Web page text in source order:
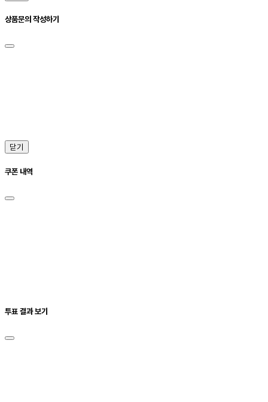
상품문의 작성하기
닫기
쿠폰 내역
투표 결과 보기